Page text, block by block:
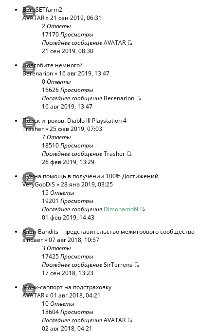
BarbSETfarm2
AVATAR» 21 сен 2019, 06:31
2Ответы
17170Просмотры
Последнее сообщениеAVATAR
21 сен 2019, 08:30
Подсобите немного?
Berenarion» 16 авг 2019, 13:47
0Ответы
16626Просмотры
Последнее сообщение Berenarion
16 авг 2019, 13:47
Поиск игроков. Diablo III Playstation 4
Trasher» 25 фев 2019, 07:03
7Ответы
18510Просмотры
Последнее сообщениеTrasher
26 фев 2019, 13:29
Нужна помощь в получении 100% Достижений
VeryGooDiS » 28 янв 2019, 03:25
15Ответы
19201 Просмотры
Последнее сообщение DimonamoN
01 фев 2019, 14:43
Клан Bandits - представительство межигрового сообщества
sindaer» 07 авг 2018, 10:57
3Ответы
17425Просмотры
Последнее сообщениеSirTerrens
17 сен 2018, 13:23
Монк-саппорт на подстраховку
AVATAR» 01 авг 2018, 04:21
10Ответы
18604Просмотры
Последнее сообщениеAVATAR
02 авг 2018, 04:21